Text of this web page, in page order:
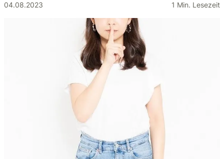
04.08.2023 1 Min. Lesezeit